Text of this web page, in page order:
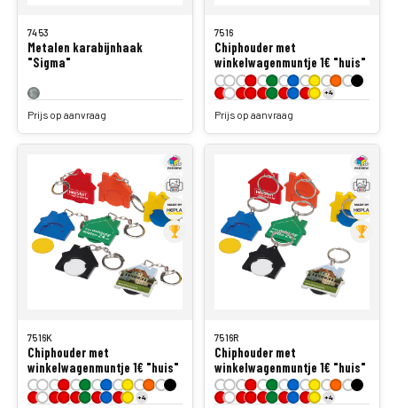
Metalen karabijnhaak
"Sigma"
Prijs op aanvraag
Chiphouder met
winkelwagenmuntje 1€ "huis"
+4
Prijs op aanvraag
Chiphouder met
winkelwagenmuntje 1€ "huis"
+4
Prijs op aanvraag
Chiphouder met
winkelwagenmuntje 1€ "huis"
+4
Prijs op aanvraag